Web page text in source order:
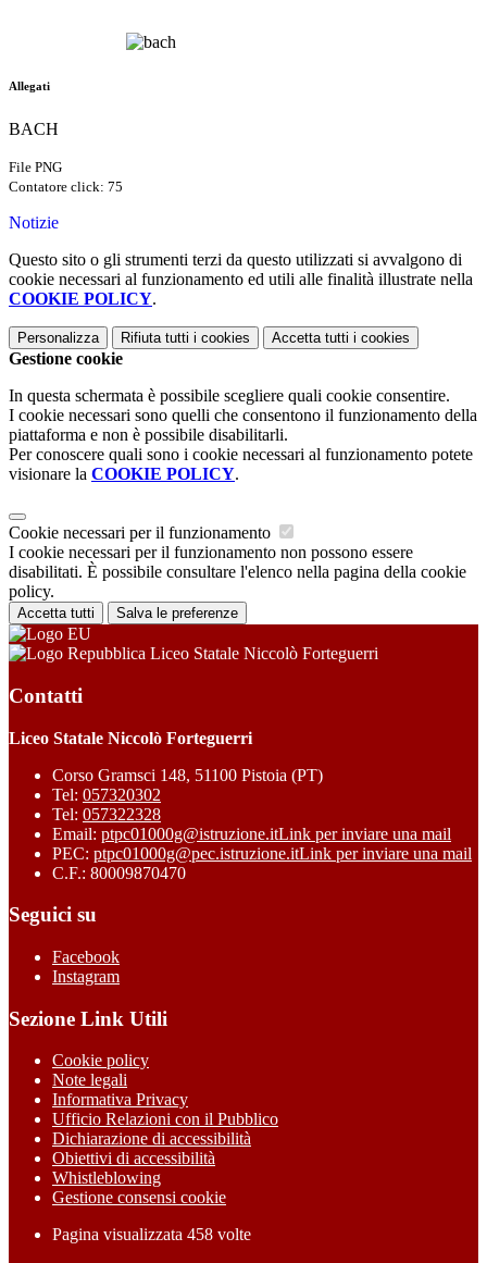
Allegati
BACH
File PNG
Contatore click: 75
Notizie
Questo sito o gli strumenti terzi da questo utilizzati si avvalgono di
cookie necessari al funzionamento ed utili alle finalità illustrate nella
COOKIE POLICY.
Personalizza Rifiuta tutti i cookies Accetta tutti i cookies
Gestione cookie
In questa schermata è possibile scegliere quali cookie consentire.
I cookie necessari sono quelli che consentono il funzionamento della
piattaforma e non è possibile disabilitarli.
Per conoscere quali sono i cookie necessari al funzionamento potete
visionare la COOKIE POLICY.
Cookie necessari per il funzionamento
I cookie necessari per il funzionamento non possono essere
disabilitati. È possibile consultare l'elenco nella pagina della cookie
policy.
Accetta tutti Salva le preferenze
Liceo Statale Niccolò Forteguerri
Contatti
Liceo Statale Niccolò Forteguerri
Corso Gramsci 148, 51100 Pistoia (PT)
Tel: 057320302
Tel: 057322328
Email: ptpc01000g@istruzione.itLink per inviare una mail
PEC: ptpc01000g@pec.istruzione.itLink per inviare una mail
C.F.: 80009870470
Seguici su
Facebook
Instagram
Sezione Link Utili
Cookie policy
Note legali
Informativa Privacy
Ufficio Relazioni con il Pubblico
Dichiarazione di accessibilità
Obiettivi di accessibilità
Whistleblowing
Gestione consensi cookie
Pagina visualizzata 458 volte